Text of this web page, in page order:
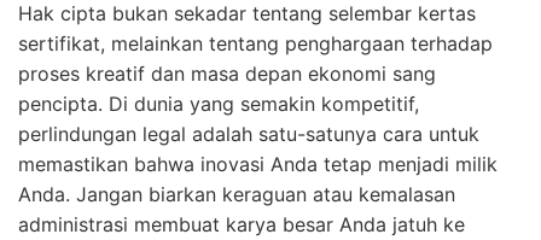
Hak cipta bukan sekadar tentang selembar kertas
sertifikat, melainkan tentang penghargaan terhadap
proses kreatif dan masa depan ekonomi sang
pencipta. Di dunia yang semakin kompetitif,
perlindungan legal adalah satu-satunya cara untuk
memastikan bahwa inovasi Anda tetap menjadi milik
Anda. Jangan biarkan keraguan atau kemalasan
administrasi membuat karya besar Anda jatuh ke